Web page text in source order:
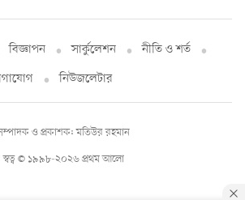
বিজ্ঞাপন সার্কুলেশন
নীতি ও শর্ত
নিউজলেটার
স্বত্ব © ১৯৯৮-২০২৬ প্রথম আলো
ও প্রকাশক: মতিউর রহমান